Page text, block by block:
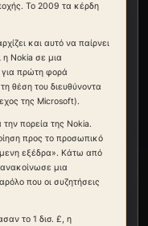
Το 2009 τα κέρδη
και αυτό να παίρνει
η Nokia σε μια
πρώτη φορά
θέση του διευθύνοντα
της Microsoft).
πορεία της Nokia.
προς το προσωπικό
εξέδρα». Κάτω από
μια
που οι συζητήσεις
το 1 δισ. £, η